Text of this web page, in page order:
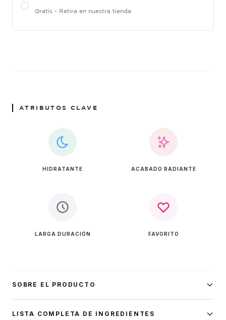
Gratis - Retira en nuestra tienda
ATRIBUTOS CLAVE
HIDRATANTE ACABADO RADIANTE
LARGA DURACIÓN FAVORITO
SOBRE EL PRODUCTO
para cabello mojado. Con 325 dientes de dos niveles que
LISTA COMPLETA DE INGREDIENTES